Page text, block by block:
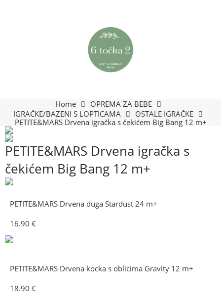
Home
OPREMA ZA BEBE
IGRAČKE/BAZENI S LOPTICAMA
OSTALE IGRAČKE
PETITE&MARS Drvena igračka s čekićem Big Bang 12 m+
PETITE&MARS Drvena igračka s
čekićem Big Bang 12 m+
PETITE&MARS Drvena duga Stardust 24 m+
16.90 €
PETITE&MARS Drvena kocka s oblicima Gravity 12 m+
18.90 €